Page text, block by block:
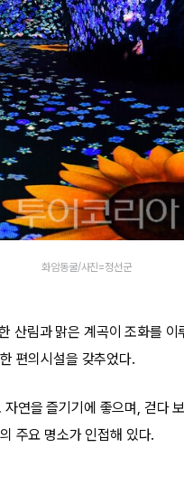
화암동굴/사진=정선군
산림과 맑은 계곡이 조화를
편의시설을 갖추었다.
연을 즐기기에 좋으며, 걷다
주요 명소가 인접해 있다.